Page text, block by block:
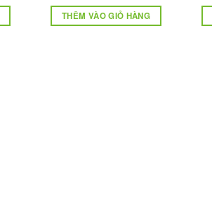
THÊM VÀO GIỎ HÀNG